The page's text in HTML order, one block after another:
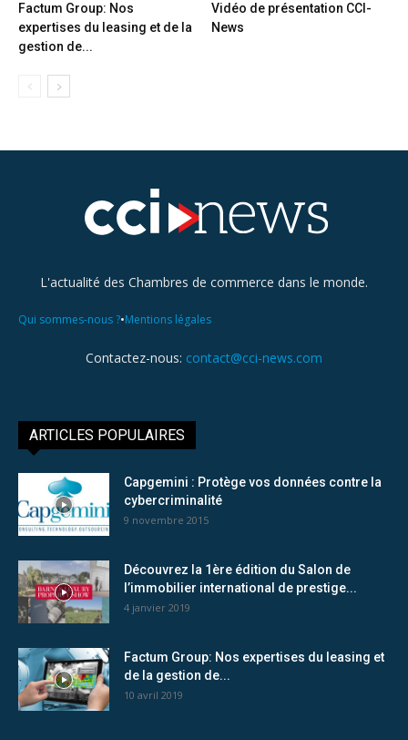
Factum Group: Nos
expertises du leasing et de la
gestion de...
Vidéo de présentation CCI-
News
L'actualité des Chambres de commerce dans le monde.
Qui sommes-nous ?•Mentions légales
Contactez-nous: contact@cci-news.com
ARTICLES POPULAIRES
Capgemini : Protège vos données contre la
cybercriminalité
9 novembre 2015
Découvrez la 1ère édition du Salon de
l’immobilier international de prestige...
4 janvier 2019
Factum Group: Nos expertises du leasing et
de la gestion de...
10 avril 2019